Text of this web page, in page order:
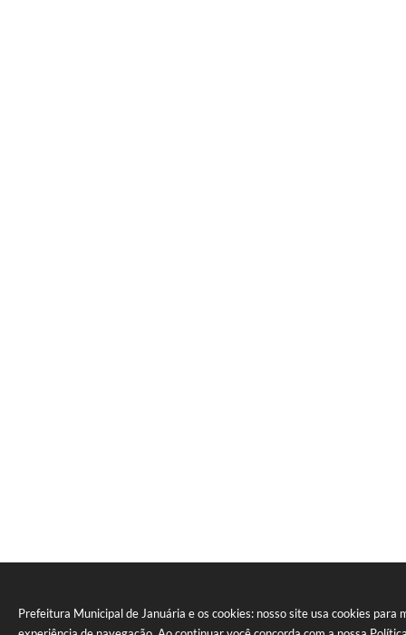
Prefeitura Municipal de Januária e os cookies: nosso site usa cookies para